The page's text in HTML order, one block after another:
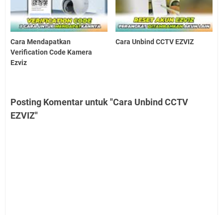
Cara Mendapatkan
Verification Code Kamera
Ezviz
Cara Unbind CCTV EZVIZ
Posting Komentar untuk "Cara Unbind CCTV
EZVIZ"